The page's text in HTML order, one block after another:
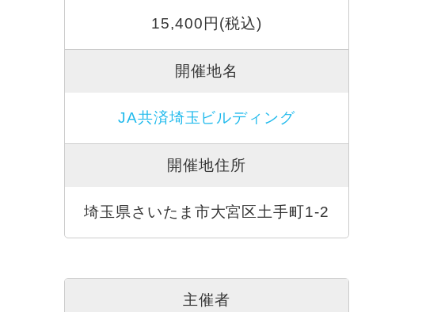
15,400円(税込)
開催地名
JA共済埼玉ビルディング
開催地住所
埼玉県さいたま市大宮区土手町1-2
主催者